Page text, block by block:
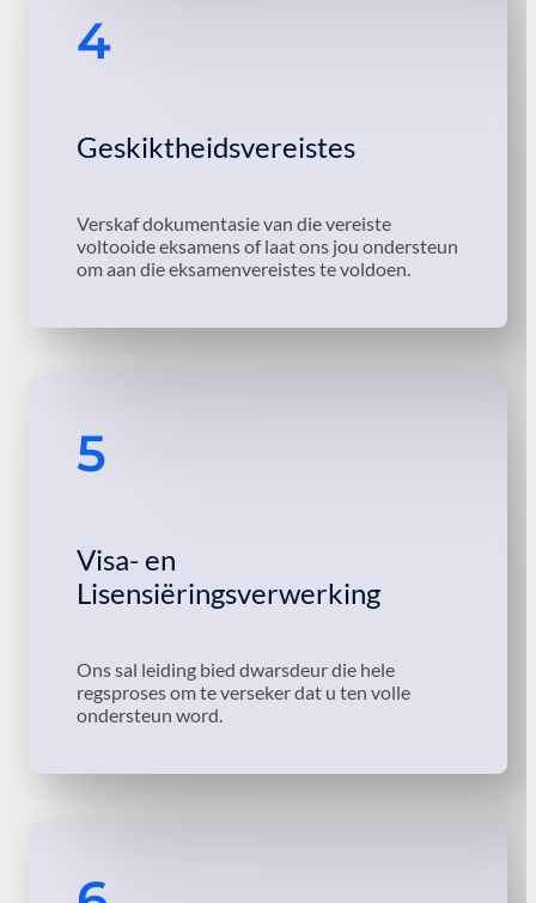
4
Geskiktheidsvereistes
Verskaf dokumentasie van die vereiste
voltooide eksamens of laat ons jou ondersteun
om aan die eksamenvereistes te voldoen.
5
Visa- en
Lisensiëringsverwerking
Ons sal leiding bied dwarsdeur die hele
regsproses om te verseker dat u ten volle
ondersteun word.